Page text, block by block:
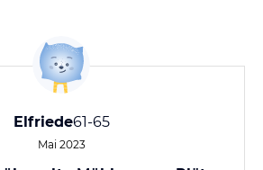
Elfriede61-65
Mai 2023